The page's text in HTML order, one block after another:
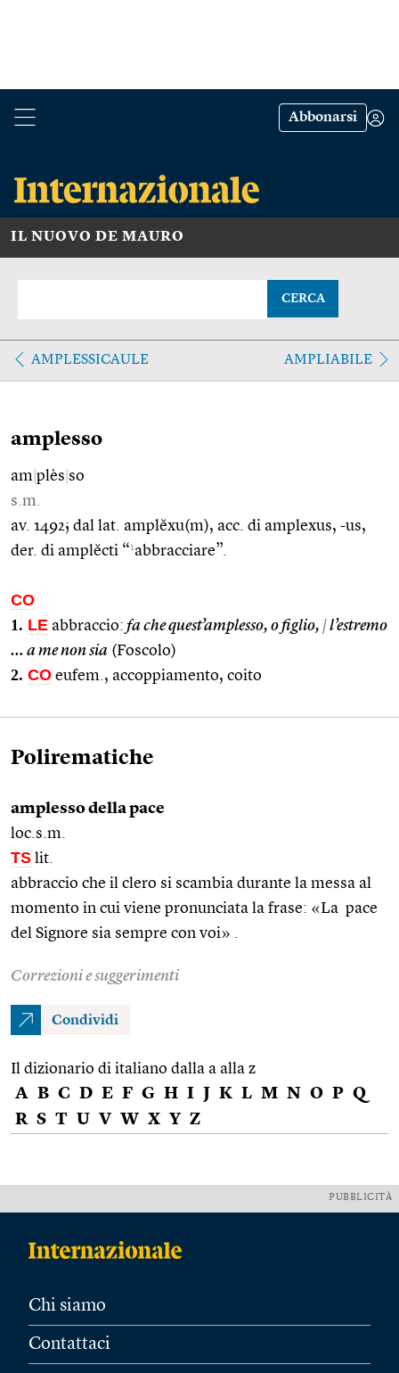
Abbonarsi
IL NUOVO DE MAURO
CERCA
AMPLESSICAULE AMPLIABILE
amplesso
am plès so
s.m.
av. 1492; dal lat. amplĕxu(m), acc. di amplexus, -us,
der. di amplĕcti “1abbracciare”.
CO
1. LE abbraccio: fa che quest’amplesso, o figlio, |l’estremo
… a me non sia (Foscolo)
2. CO eufem., accoppiamento, coito
Polirematiche
amplesso della pace
loc.s.m.
TS lit.
abbraccio che il clero si scambia durante la messa al
momento in cui viene pronunciata la frase: «La pace
del Signore sia sempre con voi»
Correzioni e suggerimenti
Condividi
Il dizionario di italiano dalla a alla z
A B C D E F G H I J K L M N O P Q
R S T U V W X Y Z
PUBBLICITÀ
Chi siamo
Contattaci